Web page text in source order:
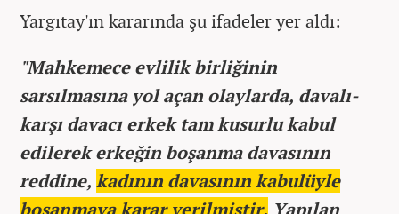
Yargıtay'ın kararında şu ifadeler yer aldı:
"Mahkemece evlilik birliğinin
sarsılmasına yol açan olaylarda, davalı-
karşı davacı erkek tam kusurlu kabul
edilerek erkeğin boşanma davasının
reddine, kadının davasının kabulüyle
boşanmaya karar verilmiştir. Yapılan